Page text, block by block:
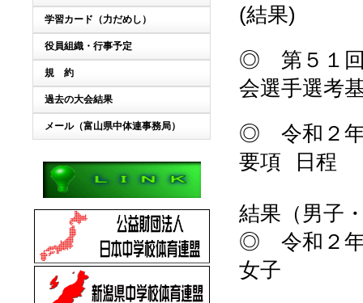
(結果)
◎ 第５１回
会選手選考
◎ 令和２年
要項
日程
結果（男子
◎ 令和２年
女子
学習カード（力だめし）
役員組織・行事予定
規 約
過去の大会結果
メール（富山県中体連事務局）